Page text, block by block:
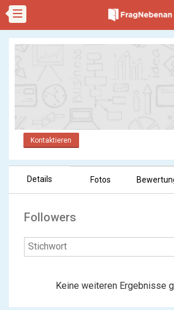
Kontaktieren
Details Fotos
Followers
Keine weiteren Ergebnisse